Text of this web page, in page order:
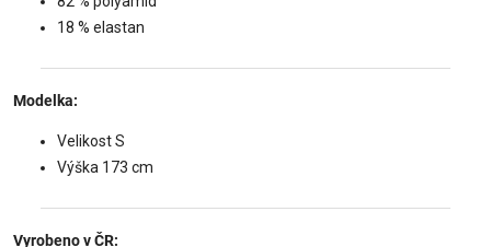
18 % elastan
Modelka:
Velikost S
Výška 173 cm
Vyrobeno v ČR: